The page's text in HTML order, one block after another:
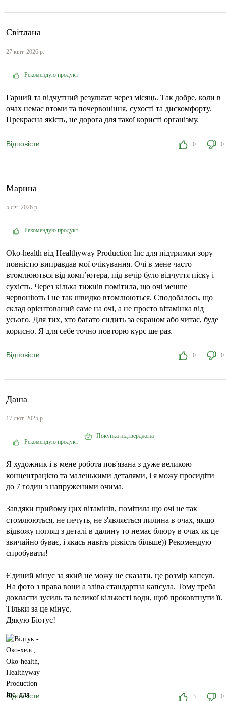
Світлана
27 квіт. 2026 р.
Рекомендую продукт
Гарний та відчутний результат через місяць. Так добре, коли в
очах немає втоми та почервоніння, сухості та дискомфорту.
Прекрасна якість, не дорога для такої користі організму.
Відповісти 0 0
Марина
5 січ. 2026 р.
Рекомендую продукт
Oko-health від Healthyway Production Inc для підтримки зору
повністю виправдав мої очікування. Очі в мене часто
втомлюються від комп’ютера, під вечір було відчуття піску і
сухість. Через кілька тижнів помітила, що очі менше
червоніють і не так швидко втомлюються. Сподобалось, що
склад орієнтований саме на очі, а не просто вітамінка від
усього. Для тих, хто багато сидить за екраном або читає, буде
корисно. Я для себе точно повторю курс ще раз.
Відповісти 0 0
Даша
17 лют. 2025 р.
Рекомендую продукт
Покупка підтверджена
Я художник і в мене робота пов'язана з дуже великою
концентрацією та маленькими деталями, і я можу просидіти
до 7 годин з напруженими очима.
Завдяки прийому цих вітамінів, помітила що очі не так
стомлюються, не печуть, не з'являється пилина в очах, якщо
відвожу погляд з деталі в далину то немає блюру в очах як це
звичайно буває, і якась навіть різкість більше)) Рекомендую
спробувати!
Єдиний мінус за який не можу не сказати, це розмір капсул.
На фото з права вони а зліва стандартна капсула. Тому треба
докласти зусиль та великої кількості води, щоб проковтнути її.
Тільки за це мінус.
Дякую Біотус!
Відповісти 3 0